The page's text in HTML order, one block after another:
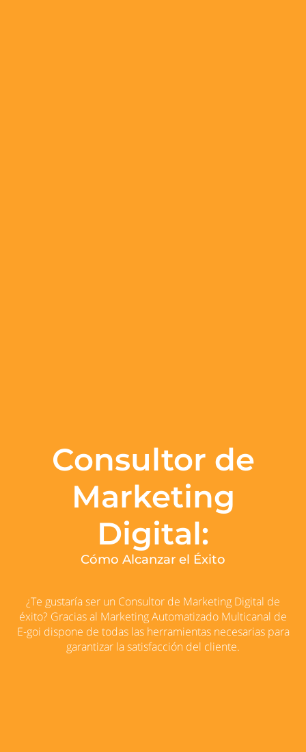
Consultor de
Marketing
Digital:
Cómo Alcanzar el Éxito
¿Te gustaría ser un Consultor de Marketing Digital de
éxito? Gracias al Marketing Automatizado Multicanal de
E-goi dispone de todas las herramientas necesarias para
garantizar la satisfacción del cliente.